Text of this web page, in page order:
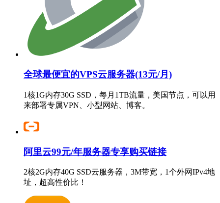
全球最便宜的VPS云服务器(13元/月)
1核1G内存30G SSD，每月1TB流量，美国节点，可以用
来部署专属VPN、小型网站、博客。
阿里云99元/年服务器专享购买链接
2核2G内存40G SSD云服务器，3M带宽，1个外网IPv4地
址，超高性价比！